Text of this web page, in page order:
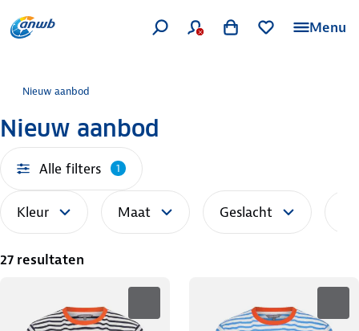
Menu
Nieuw aanbod
Nieuw aanbod
Alle filters 1
Kleur Maat Geslacht
27 resultaten